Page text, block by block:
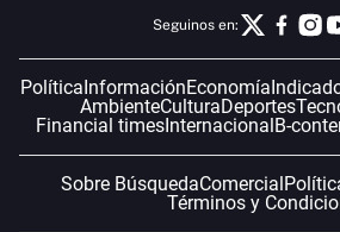
Seguinos en:
PolíticaInformaciónEconomía
AmbienteCulturaDeportes
Financial timesInternacionalB-
Sobre BúsquedaComercial
Términos y